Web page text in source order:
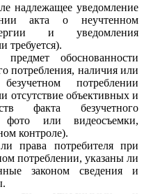
надлежащее уведомление
акта о неучтенном
и уведомления
требуется).
обоснованности
потребления, наличия или
потреблении
отсутствие объективных и
факта безучетного
фото или видеосъемки,
контроле).
права потребителя при
потреблении, указаны ли
законом сведения и